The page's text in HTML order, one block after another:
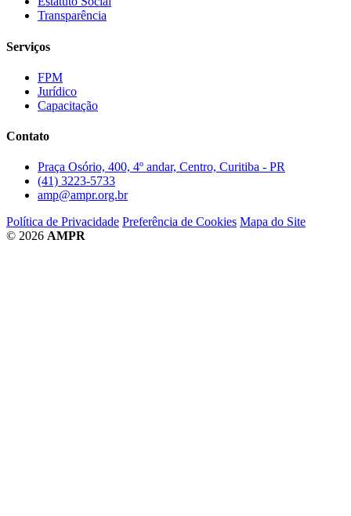
Transparência
Serviços
FPM
Jurídico
Capacitação
Contato
Praça Osório, 400, 4º andar, Centro, Curitiba - PR
(41) 3223-5733
amp@ampr.org.br
Política de Privacidade Preferência de Cookies Mapa do Site
© 2026 AMPR